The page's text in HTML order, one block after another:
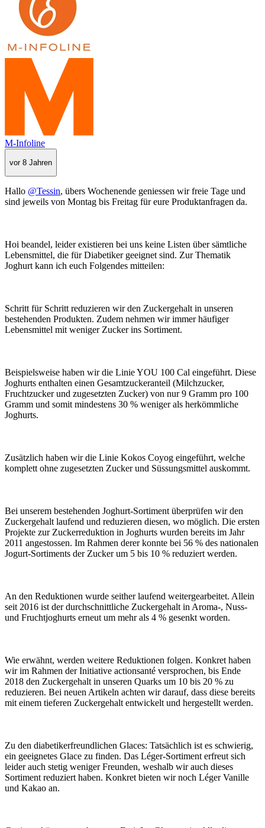
M-Infoline
vor 8 Jahren
Hallo @Tessin, übers Wochenende geniessen wir freie Tage und
sind jeweils von Montag bis Freitag für eure Produktanfragen da.
Hoi beandel, leider existieren bei uns keine Listen über sämtliche
Lebensmittel, die für Diabetiker geeignet sind. Zur Thematik
Joghurt kann ich euch Folgendes mitteilen:
Schritt für Schritt reduzieren wir den Zuckergehalt in unseren
bestehenden Produkten. Zudem nehmen wir immer häufiger
Lebensmittel mit weniger Zucker ins Sortiment.
Beispielsweise haben wir die Linie YOU 100 Cal eingeführt. Diese
Joghurts enthalten einen Gesamtzuckeranteil (Milchzucker,
Fruchtzucker und zugesetzten Zucker) von nur 9 Gramm pro 100
Gramm und somit mindestens 30 % weniger als herkömmliche
Joghurts.
Zusätzlich haben wir die Linie Kokos Coyog eingeführt, welche
komplett ohne zugesetzten Zucker und Süssungsmittel auskommt.
Bei unserem bestehenden Joghurt-Sortiment überprüfen wir den
Zuckergehalt laufend und reduzieren diesen, wo möglich. Die ersten
Projekte zur Zuckerreduktion in Joghurts wurden bereits im Jahr
2011 angestossen. Im Rahmen derer konnte bei 56 % des nationalen
Jogurt-Sortiments der Zucker um 5 bis 10 % reduziert werden.
An den Reduktionen wurde seither laufend weitergearbeitet. Allein
seit 2016 ist der durchschnittliche Zuckergehalt in Aroma-, Nuss-
und Fruchtjoghurts erneut um mehr als 4 % gesenkt worden.
Wie erwähnt, werden weitere Reduktionen folgen. Konkret haben
wir im Rahmen der Initiative actionsanté versprochen, bis Ende
2018 den Zuckergehalt in unseren Quarks um 10 bis 20 % zu
reduzieren. Bei neuen Artikeln achten wir darauf, dass diese bereits
mit einem tieferen Zuckergehalt entwickelt und hergestellt werden.
Zu den diabetikerfreundlichen Glaces: Tatsächlich ist es schwierig,
ein geeignetes Glace zu finden. Das Léger-Sortiment erfreut sich
leider auch stetig weniger Freunden, weshalb wir auch dieses
Sortiment reduziert haben. Konkret bieten wir noch Léger Vanille
und Kakao an.